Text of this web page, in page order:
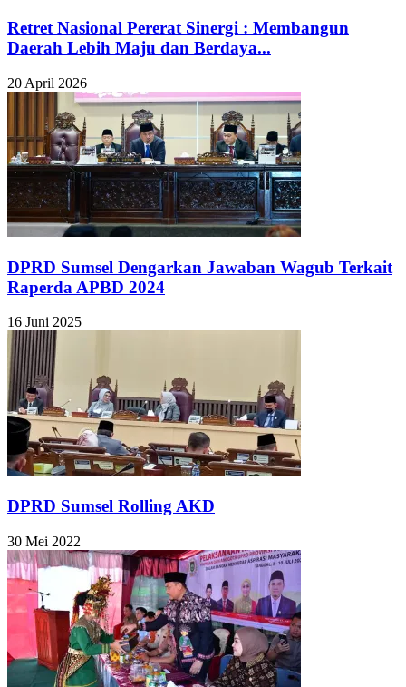
Retret Nasional Pererat Sinergi : Membangun
Daerah Lebih Maju dan Berdaya...
20 April 2026
DPRD Sumsel Dengarkan Jawaban Wagub Terkait
Raperda APBD 2024
16 Juni 2025
DPRD Sumsel Rolling AKD
30 Mei 2022